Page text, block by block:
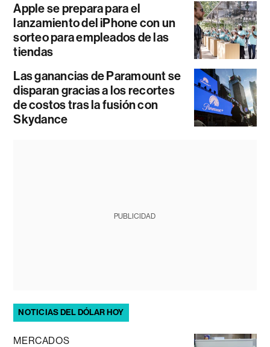
Apple se prepara para el
lanzamiento del iPhone con un
sorteo para empleados de las
tiendas
Las ganancias de Paramount se
disparan gracias a los recortes
de costos tras la fusión con
Skydance
PUBLICIDAD
NOTICIAS DEL DÓLAR HOY
MERCADOS